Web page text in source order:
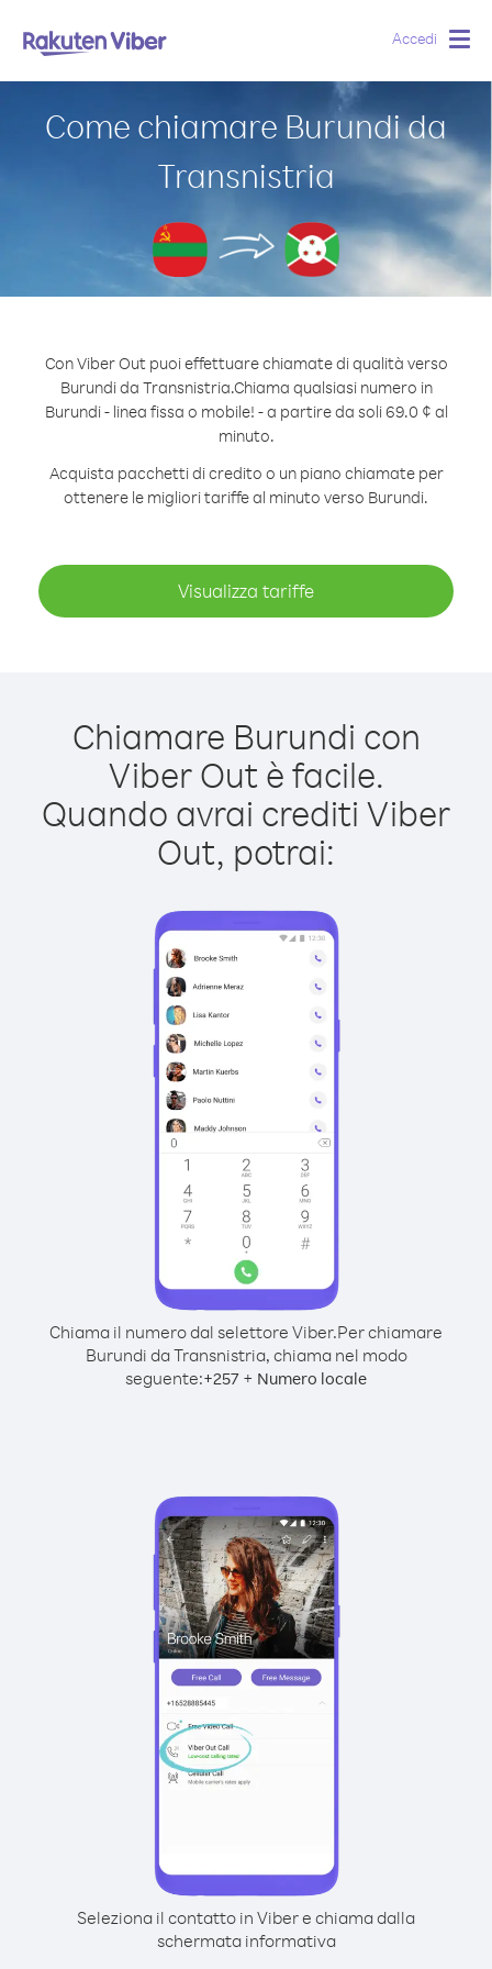
Accedi
Come chiamare Burundi da
Transnistria
Con Viber Out puoi effettuare chiamate di qualità verso
Burundi da Transnistria.Chiama qualsiasi numero in
Burundi - linea fissa o mobile! - a partire da soli 69.0 ¢ al
minuto.
Acquista pacchetti di credito o un piano chiamate per
ottenere le migliori tariffe al minuto verso Burundi.
Visualizza tariffe
Chiamare Burundi con
Viber Out è facile.
Quando avrai crediti Viber
Out, potrai:
Chiama il numero dal selettore Viber.Per chiamare
Burundi da Transnistria, chiama nel modo
seguente:+257 + Numero locale
Seleziona il contatto in Viber e chiama dalla
schermata informativa